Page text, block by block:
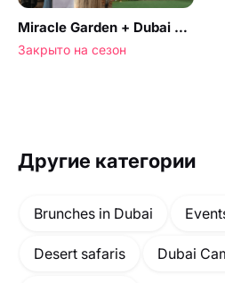
Miracle Garden + Dubai Safari Park - Combo
Закрыто на сезон
Другие категории
Brunches in Dubai
Desert safaris Dubai